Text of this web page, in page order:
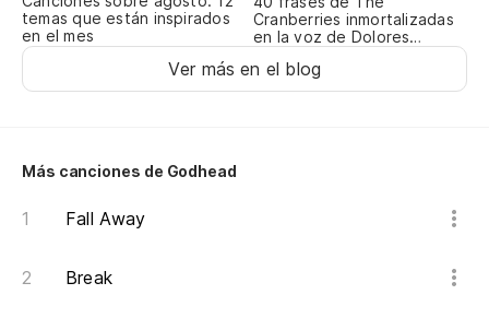
temas que están inspirados
en el mes
Cranberries inmortalizadas
en la voz de Dolores
Ver más en el blog
Más canciones de Godhead
Fall Away
Break